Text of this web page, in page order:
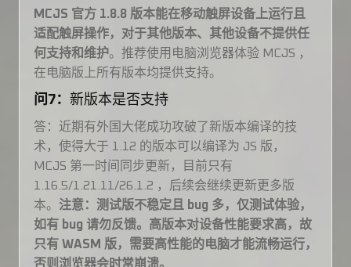
MCJS 官方 1.8.8 版本能在移动触屏设备上运行且
适配触屏操作，对于其他版本、其他设备不提供任
何支持和维护。推荐使用电脑浏览器体验 MCJS ，
在电脑版上所有版本均提供支持。
问7： 新版本是否支持
答：近期有外国大佬成功攻破了新版本编译的技
术，使得大于 1.12 的版本可以编译为 JS 版，
MCJS 第一时间同步更新，目前只有
1.16.5/1.21.11/26.1.2 ，后续会继续更新更多版
本。 注意：测试版不稳定且 bug 多，仅测试体验，
如有 bug 请勿反馈。高版本对设备性能要求高，故
只有 WASM 版，需要高性能的电脑才能流畅运行，
否则浏览器会时常崩溃。